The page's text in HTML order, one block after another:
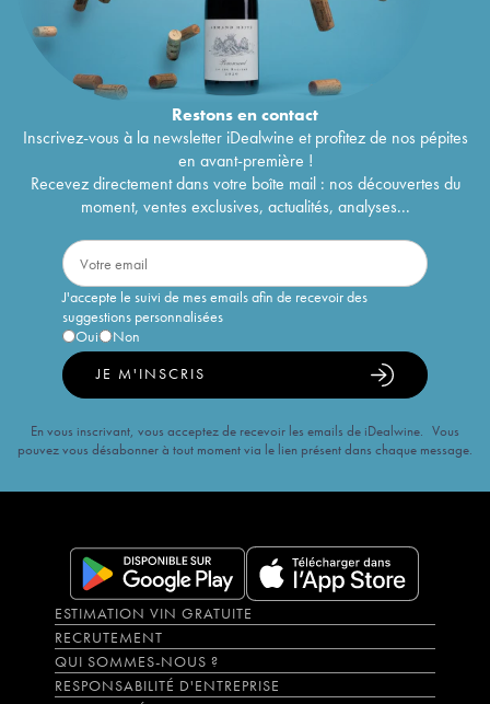
Restons encontact
Inscrivez-vous à la newsletter iDealwine et profitez de nos pépites
en avant-première !
Recevez directement dans votre boîte mail : nos découvertes du
moment, ventes exclusives, actualités, analyses...
J'accepte le suivi de mes emails afin de recevoir des
suggestions personnalisées
Oui
Non
JE M'INSCRIS
En vous inscrivant, vous acceptez de recevoir les emails de iDealwine. Vous
pouvez vous désabonner à tout moment via le lien présent dans chaque message.
ESTIMATION VIN GRATUITE
RECRUTEMENT
QUI SOMMES-NOUS ?
RESPONSABILITÉ D'ENTREPRISE